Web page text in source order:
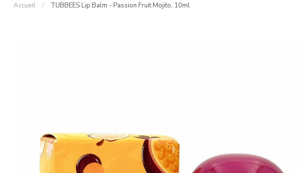
Accueil / TUBBEES Lip Balm - Passion Fruit Mojito, 10ml